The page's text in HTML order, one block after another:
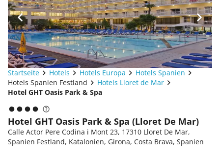
Startseite Hotels Hotels Europa
Hotels Spanien
Hotels Spanien Festland
Hotels Lloret de Mar
Hotel GHT Oasis Park & Spa
Hotel GHT Oasis Park & Spa (Lloret De Mar)
Calle Actor Pere Codina i Mont 23, 17310 Lloret De Mar,
Spanien Festland, Katalonien, Girona, Costa Brava, Spanien